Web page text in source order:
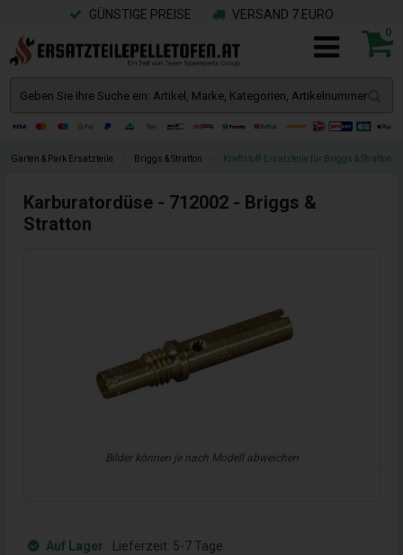
GÜNSTIGE PREISE VERSAND 7 EURO
0
Garten & Park Ersatzteile Briggs & Stratton Kraftstoff-Ersatzteile für Briggs & Stratton
Karburatordüse - 712002 - Briggs &
Stratton
Bilder können je nach Modell abweichen
Lieferzeit: 5-7 Tage
Auf Lager